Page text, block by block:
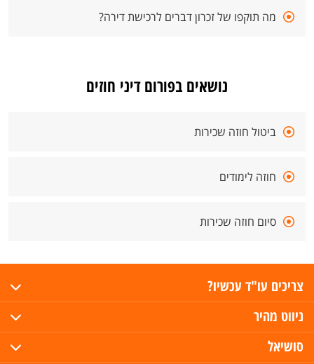
מה תוקפו של זכרון דברים לרכישת דירה?
נושאים בפורום דיני חוזים
ביטול חוזה שכירות
חוזה לימודים
סיום חוזה שכירות
צריכים עו"ד עכשיו?
ניווט מהיר
סושיאל